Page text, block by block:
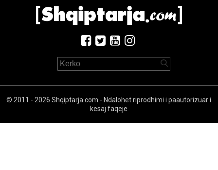
© 2011 - 2026 Shqiptarja.com - Ndalohet riprodhimi i paautorizuar i
kesaj faqeje